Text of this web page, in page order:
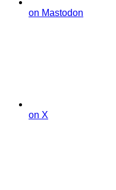
on Mastodon
on X